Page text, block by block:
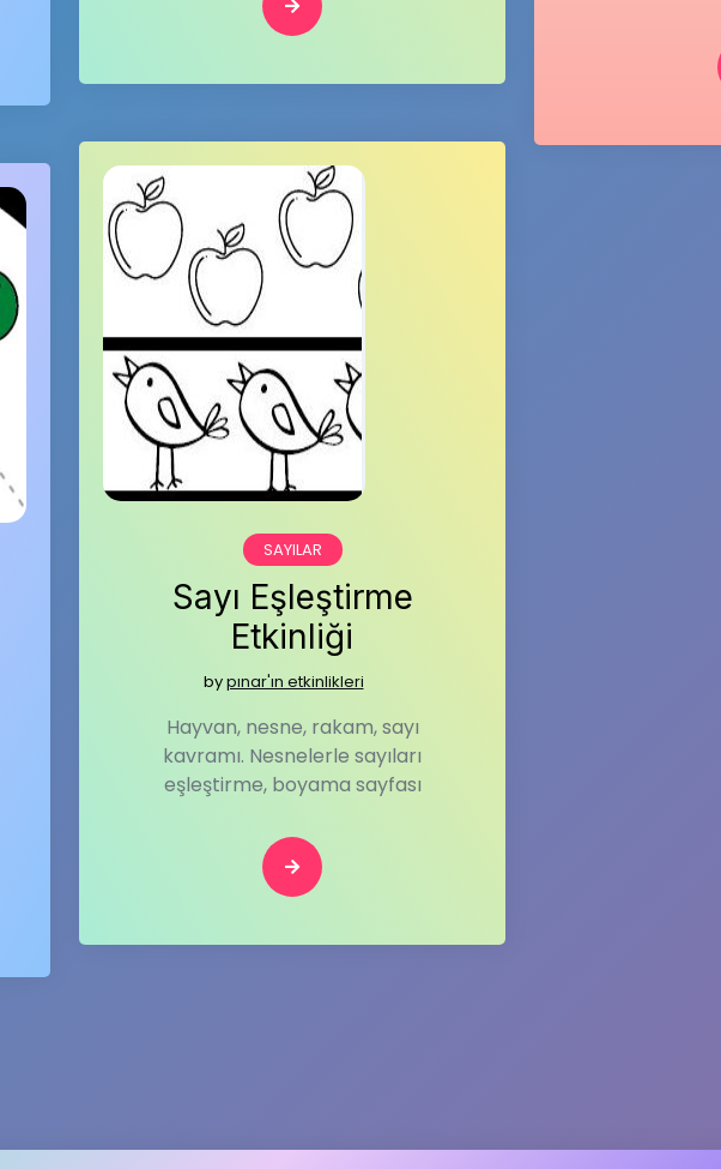
SAYILAR
Sayı Eşleştirme
Etkinliği
bypınar'ın etkinlikleri
Hayvan, nesne, rakam, sayı
kavramı. Nesnelerle sayıları
eşleştirme, boyama sayfası